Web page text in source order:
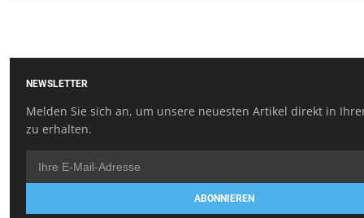
NEWSLETTER
Melden Sie sich an, um unsere neuesten Artikel direkt in
zu erhalten.
ABONNIEREN